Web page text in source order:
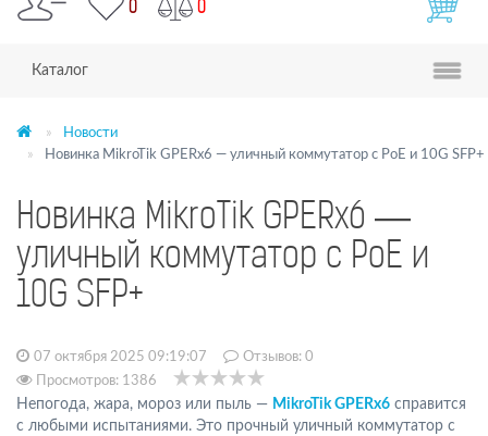
0 0
Каталог
Новости
Новинка MikroTik GPERx6 — уличный коммутатор с PoE и 10G SFP+
Новинка MikroTik GPERx6 —
уличный коммутатор с PoE и
10G SFP+
07 октября 2025 09:19:07 Отзывов: 0
Просмотров: 1386
Непогода, жара, мороз или пыль — MikroTik GPERx6 справится
с любыми испытаниями. Это прочный уличный коммутатор с